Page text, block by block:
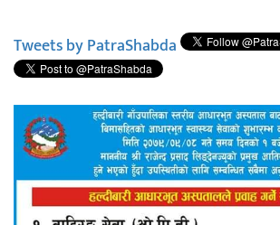
Tweets by PatraShabda